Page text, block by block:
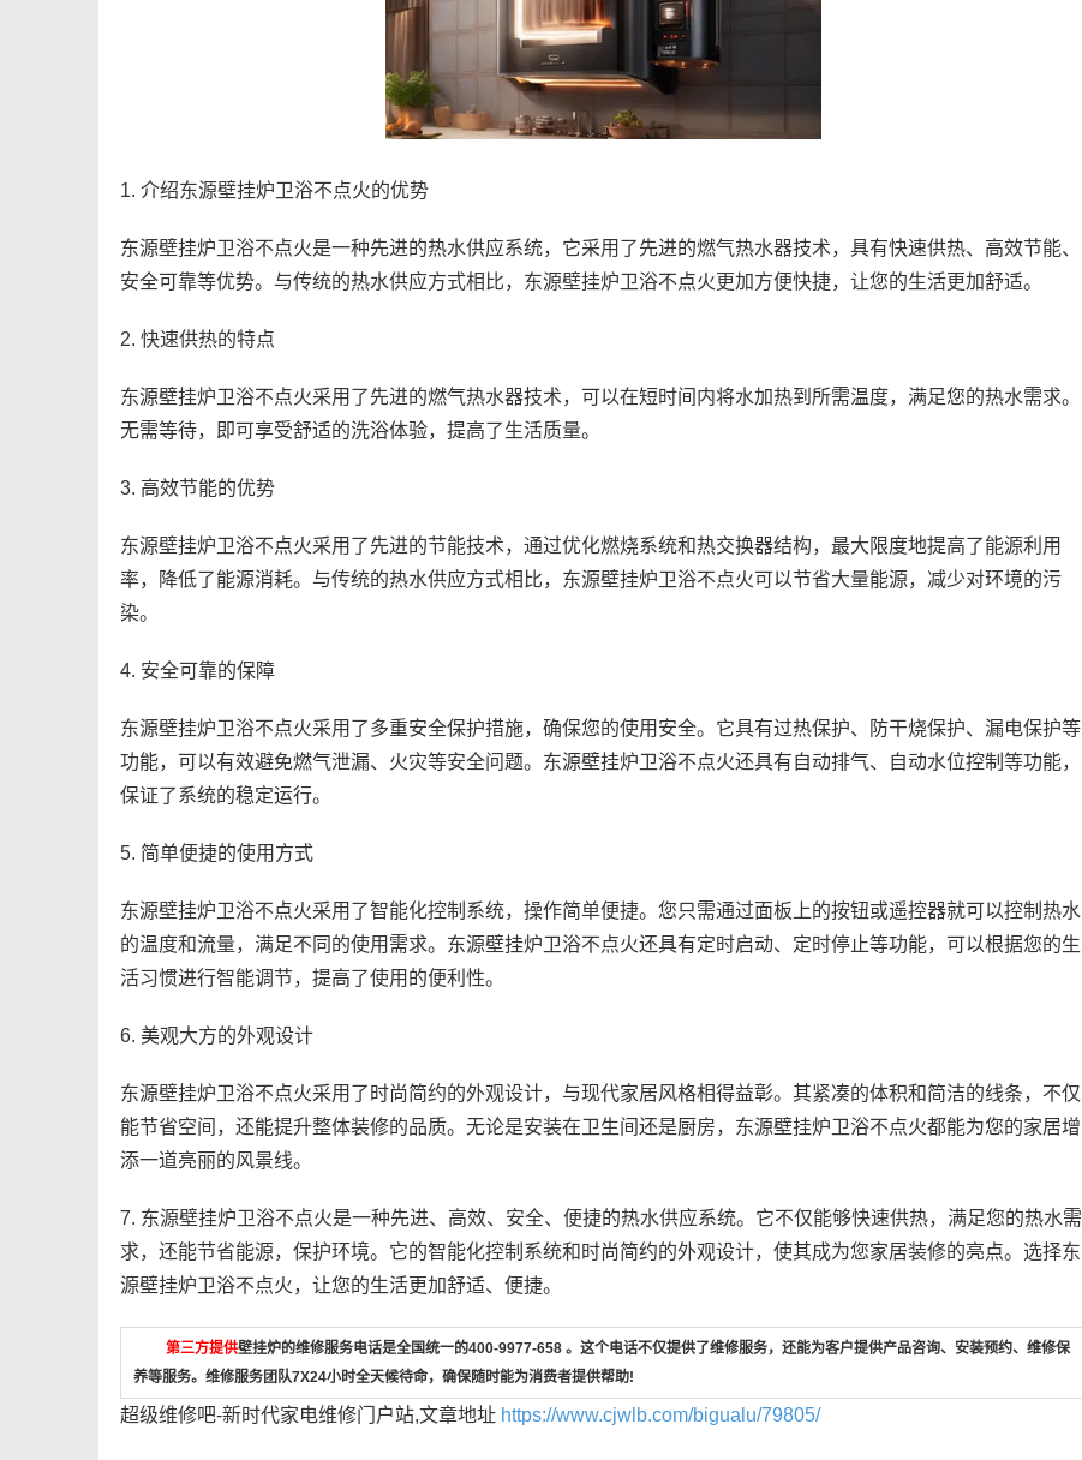
1. 介绍东源壁挂炉卫浴不点火的优势
东源壁挂炉卫浴不点火是一种先进的热水供应系统，它采用了先进的燃气热水器技术，具有快速供热、高效节能、
安全可靠等优势。与传统的热水供应方式相比，东源壁挂炉卫浴不点火更加方便快捷，让您的生活更加舒适。
2. 快速供热的特点
东源壁挂炉卫浴不点火采用了先进的燃气热水器技术，可以在短时间内将水加热到所需温度，满足您的热水需求。
无需等待，即可享受舒适的洗浴体验，提高了生活质量。
3. 高效节能的优势
东源壁挂炉卫浴不点火采用了先进的节能技术，通过优化燃烧系统和热交换器结构，最大限度地提高了能源利用
率，降低了能源消耗。与传统的热水供应方式相比，东源壁挂炉卫浴不点火可以节省大量能源，减少对环境的污
染。
4. 安全可靠的保障
东源壁挂炉卫浴不点火采用了多重安全保护措施，确保您的使用安全。它具有过热保护、防干烧保护、漏电保护等
功能，可以有效避免燃气泄漏、火灾等安全问题。东源壁挂炉卫浴不点火还具有自动排气、自动水位控制等功能，
保证了系统的稳定运行。
5. 简单便捷的使用方式
东源壁挂炉卫浴不点火采用了智能化控制系统，操作简单便捷。您只需通过面板上的按钮或遥控器就可以控制热水
的温度和流量，满足不同的使用需求。东源壁挂炉卫浴不点火还具有定时启动、定时停止等功能，可以根据您的生
活习惯进行智能调节，提高了使用的便利性。
6. 美观大方的外观设计
东源壁挂炉卫浴不点火采用了时尚简约的外观设计，与现代家居风格相得益彰。其紧凑的体积和简洁的线条，不仅
能节省空间，还能提升整体装修的品质。无论是安装在卫生间还是厨房，东源壁挂炉卫浴不点火都能为您的家居增
添一道亮丽的风景线。
7. 东源壁挂炉卫浴不点火是一种先进、高效、安全、便捷的热水供应系统。它不仅能够快速供热，满足您的热水需
求，还能节省能源，保护环境。它的智能化控制系统和时尚简约的外观设计，使其成为您家居装修的亮点。选择东
源壁挂炉卫浴不点火，让您的生活更加舒适、便捷。
第三方提供壁挂炉的维修服务电话是全国统一的400-9977-658 。这个电话不仅提供了维修服务，还能为客户提供产品咨询、安装预约、维修保
养等服务。维修服务团队7X24小时全天候待命，确保随时能为消费者提供帮助!
超级维修吧-新时代家电维修门户站,文章地址 https://www.cjwlb.com/bigualu/79805/